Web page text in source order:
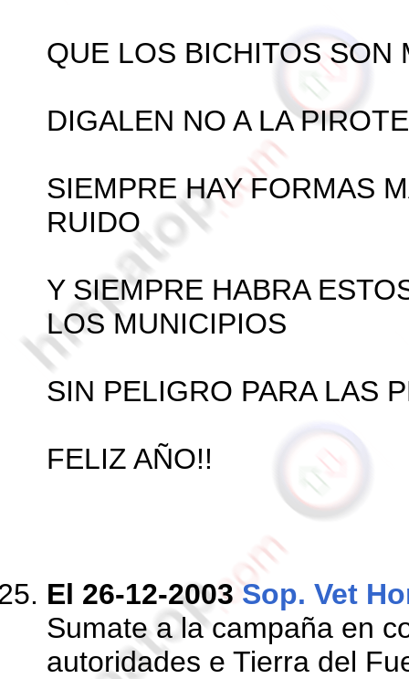
QUE LOS BICHITOS SON
DIGALEN NO A LA
SIEMPRE HAY FORMAS
RUIDO
Y SIEMPRE HABRA
LOS MUNICIPIOS
SIN PELIGRO PARA LAS
FELIZ AÑO!!
El 26-12-2003Sop. Vet
Sumate a la campaña en
autoridades e Tierra del